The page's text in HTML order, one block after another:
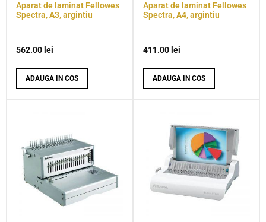
Aparat de laminat Fellowes
Spectra, A3, argintiu
562.00 lei
ADAUGA IN COS
Aparat de laminat Fellowes
Spectra, A4, argintiu
411.00 lei
ADAUGA IN COS